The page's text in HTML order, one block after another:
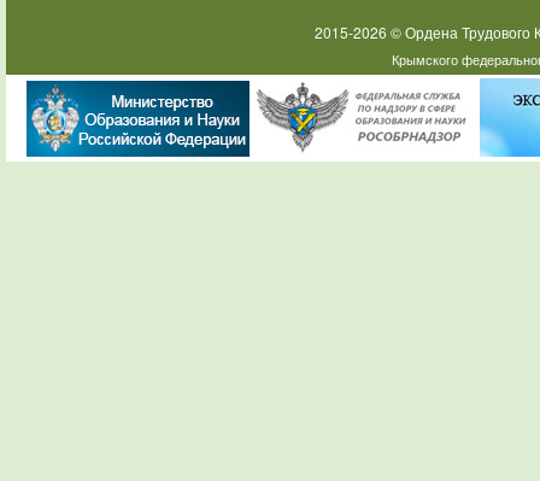
2015-2026 © Ордена
Крымского